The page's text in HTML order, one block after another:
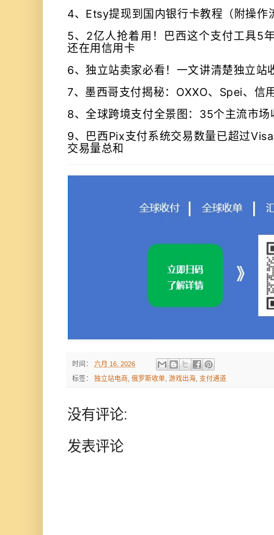
4、 Etsy提现到国内银行卡教程（附操作
5、 2亿人抢着用！巴西这个支付工具5
还在用信用卡
6、独立站卖家必看！一文讲清楚独立站
7、 墨西哥支付揭秘：OXXO、Spei、信
8、全球跨境支付全景图：35个主流市
9、
巴西Pix支付系统交易数量已超过
交易量总和
时间： 六月 16, 2026
标签： 独立站电商 俄罗斯收单 游戏出海 支付通道
没有评论:
发表评论